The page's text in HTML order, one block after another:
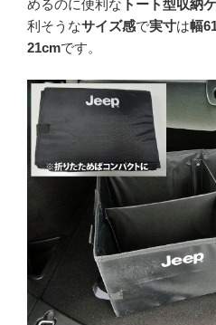
めるのに便利な トート型収納
利そうなサイズ感で実寸は幅
21cmです。